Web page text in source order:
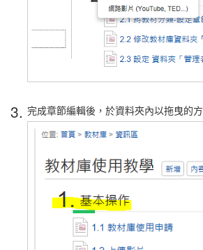
3. 完成章節編輯後，於資料夾內以拖曳的